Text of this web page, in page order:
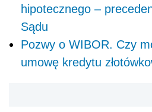
hipotecznego –
Sądu
Pozwy o WIBOR. Czy
umowę kredytu